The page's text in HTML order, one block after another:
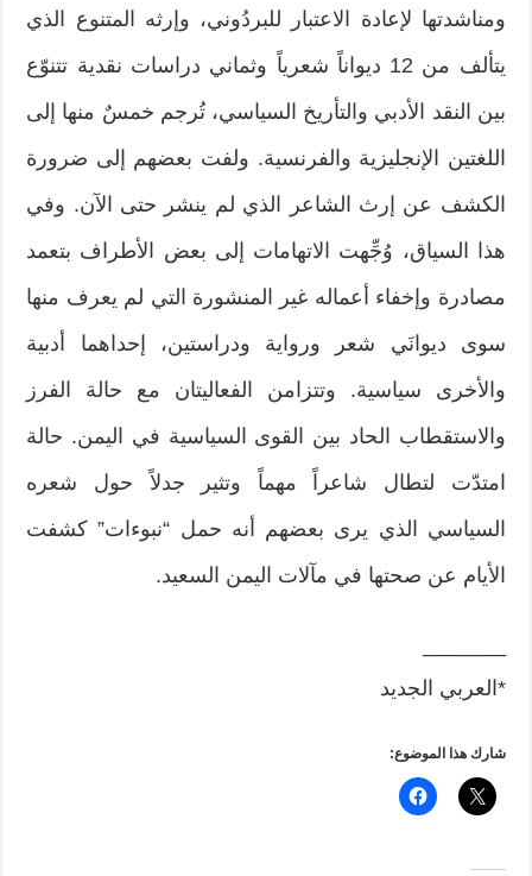
ومناشدتها لإعادة الاعتبار للبردُوني، وإرثه المتنوع الذي
يتألف من 12 ديواناً شعرياً وثماني دراسات نقدية تتنوّع
بين النقد الأدبي والتأريخ السياسي، تُرجم خمسٌ منها إلى
اللغتين الإنجليزية والفرنسية. ولفت بعضهم إلى ضرورة
الكشف عن إرث الشاعر الذي لم ينشر حتى الآن. وفي
هذا السياق، وُجِّهت الاتهامات إلى بعض الأطراف بتعمد
مصادرة وإخفاء أعماله غير المنشورة التي لم يعرف منها
سوى ديوانَي شعر ورواية ودراستين، إحداهما أدبية
والأخرى سياسية. وتتزامن الفعاليتان مع حالة الفرز
والاستقطاب الحاد بين القوى السياسية في اليمن. حالة
امتدّت لتطال شاعراً مهماً وتثير جدلاً حول شعره
السياسي الذي يرى بعضهم أنه حمل “نبوءات” كشفت
الأيام عن صحتها في مآلات اليمن السعيد.
*العربي الجديد
شارك هذا الموضوع: